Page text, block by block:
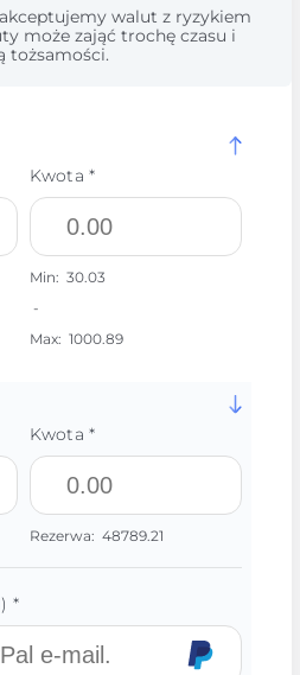
walut z ryzykiem
może zająć trochę czasu i
tożsamości.
Kwota *
Min: 30.03
-
Max: 1000.89
Kwota *
Rezerwa: 48789.21
*